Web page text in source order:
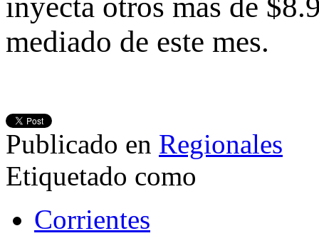
mediado de este mes.
Publicado en Regionales
Etiquetado como
Corrientes